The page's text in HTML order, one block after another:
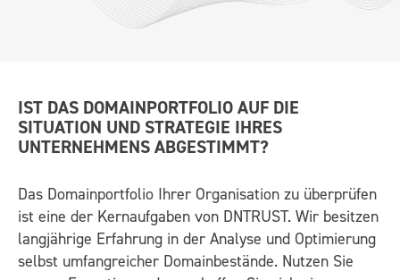
IST DAS DOMAINPORTFOLIO AUF DIE
SITUATION UND STRATEGIE IHRES
UNTERNEHMENS ABGESTIMMT?
Das Domainportfolio Ihrer Organisation zu überprüfen
ist eine der Kernaufgaben von DNTRUST. Wir besitzen
langjährige Erfahrung in der Analyse und Optimierung
selbst umfangreicher Domainbestände. Nutzen Sie